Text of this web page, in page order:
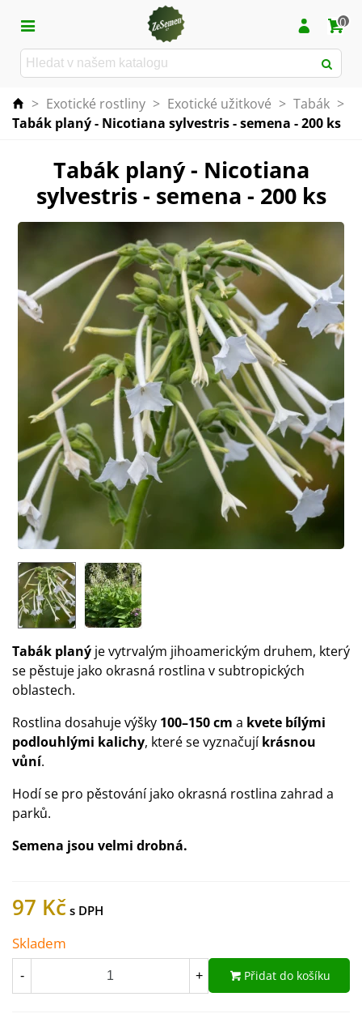
0
> Exotické rostliny > Exotické užitkové > Tabák >
Tabák planý - Nicotiana sylvestris - semena - 200 ks
Tabák planý - Nicotiana
sylvestris - semena - 200 ks
Tabák planý je vytrvalým jihoamerickým druhem, který
se pěstuje jako okrasná rostlina v subtropických
oblastech.
Rostlina dosahuje výšky 100–150 cm a kvete bílými
podlouhlými kalichy, které se vyznačujíkrásnou
vůní.
Hodí se pro pěstování jako okrasná rostlina zahrad a
parků.
Semena jsou velmi drobná.
97 Kč
Skladem
- + Přidat do košíku